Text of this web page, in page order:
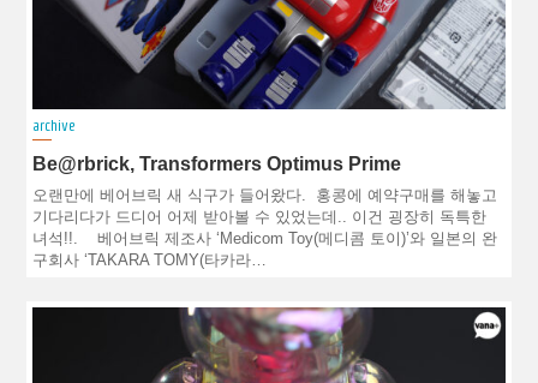
archive
Be@rbrick, Transformers Optimus Prime
오랜만에 베어브릭 새 식구가 들어왔다. 홍콩에 예약구매를 해놓고
기다리다가 드디어 어제 받아볼 수 있었는데.. 이건 굉장히 독특한
녀석!!. 베어브릭 제조사 ‘Medicom Toy(메디콤 토이)’와 일본의 완
구회사 ‘TAKARA TOMY(타카라…